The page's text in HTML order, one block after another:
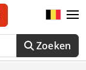
Zoeken